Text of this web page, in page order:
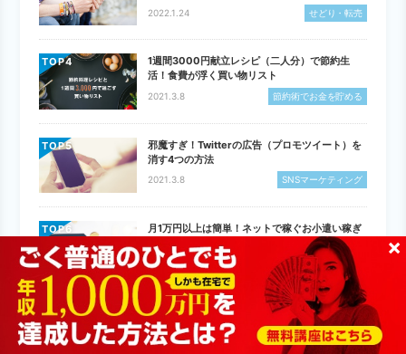
2022.1.24 せどり・転売
TOP
1週間3000円献立レシピ（二人分）で節約生
活！食費が浮く買い物リスト
2021.3.8 節約術でお金を貯める
TOP
邪魔すぎ！Twitterの広告（プロモツイート）を
消す4つの方法
2021.3.8 SNSマーケティング
TOP
月1万円以上は簡単！ネットで稼ぐお小遣い稼ぎ
の方法おすすめ20選
2023.11.14 副業でお金を稼ぐ
TOP
【無料】画像編集フリーソフトのおすすめ10選
｜写真の切り抜き・トリミングが簡単！
2024.9.25 アフィリエイト
×